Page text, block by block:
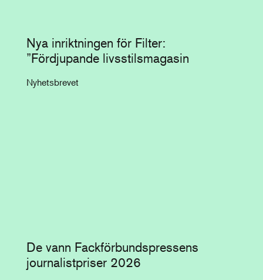
Nya inriktningen för Filter:
”Fördjupande livsstilsmagasin
Nyhetsbrevet
De vann Fackförbundspressens
journalistpriser 2026